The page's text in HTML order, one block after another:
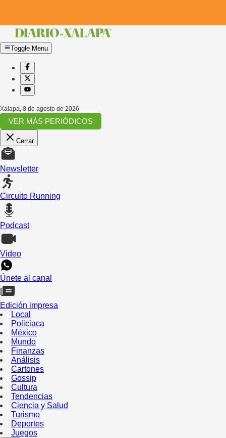
Toggle Menu
Xalapa, 8 de agosto de 2026
VER MÁS PERIÓDICOS
Cerrar
Newsletter
Circuito Running
Podcast
Video
Únete al canal
Edición impresa
Local
Policiaca
México
Mundo
Finanzas
Análisis
Cartones
Gossip
Cultura
Tendencias
Ciencia y Salud
Turismo
Deportes
Juegos